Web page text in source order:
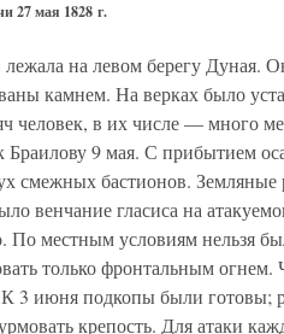
27 мая 1828 г.
на левом берегу Дуная.
камнем. На верках было
человек, в их числе — много
Браилову 9 мая. С прибытием
смежных бастионов.
венчание гласиса на
По местным условиям нельзя
только фронтальным
3 июня подкопы были готовы;
крепость. Для атаки